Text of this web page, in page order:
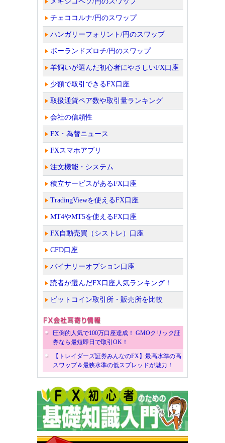
チェココルナ/円のスワップ
ハンガリーフォリント/円のスワップ
ポーランドズロチ/円のスワップ
羊飼いが選んだ初心者にやさしいFX口座
少額で取引できるFX口座
取扱通貨ペア数や取引量ランキング
会社の信頼性
FX・為替ニュース
FXスマホアプリ
注文機能・システム
積立サービスがあるFX口座
TradingViewを使えるFX口座
MT4やMT5を使えるFX口座
FX自動売買（シストレ）口座
CFD口座
バイナリーオプション口座
読者が選んだFX口座人気ランキング！
ビットコイン取引所・販売所を比較
圧倒的人気で100万口座達成！ GMOクリック証
券なら最短即日で取引OK！
【トレイダーズ証券みんなのFX】最高水準の高
スワップ＆最狭水準の低スプレッドが魅力！